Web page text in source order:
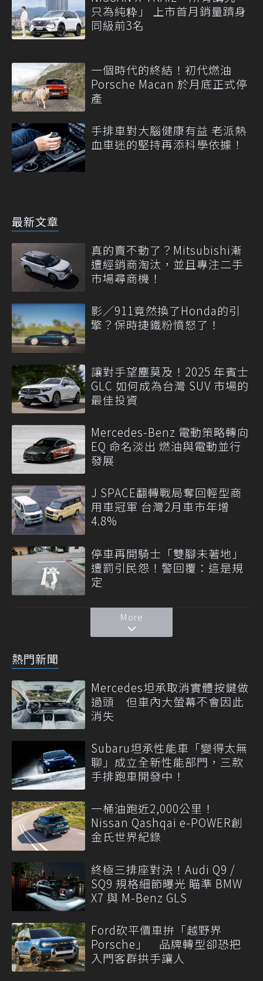
只為純粋」 上市首月銷量躋身
同級前3名
一個時代的終結！初代燃油
Porsche Macan 於月底正式停
產
手排車對大腦健康有益 老派熱
血車迷的堅持再添科學依據！
最新文章
真的賣不動了？Mitsubishi漸
遭經銷商淘汰，並且專注二手
市場尋商機！
影／911竟然換了Honda的引
擎？保時捷鐵粉憤怒了！
讓對手望塵莫及！2025 年賓士
GLC 如何成為台灣 SUV 市場的
最佳投資
Mercedes-Benz 電動策略轉向
EQ 命名淡出 燃油與電動並行
發展
J SPACE翻轉戰局奪回輕型商
用車冠軍 台灣2月車市年增
4.8%
停車再開騎士「雙腳未著地」
遭罰引民怨！警回覆：這是規
定
More
熱門新聞
Mercedes坦承取消實體按鍵做
過頭 但車內大螢幕不會因此
消失
Subaru坦承性能車「變得太無
聊」成立全新性能部門，三款
手排跑車開發中！
一桶油跑近2,000公里！
Nissan Qashqai e-POWER創
金氏世界紀錄
終極三排座對決！Audi Q9 /
SQ9 規格細節曝光 瞄準 BMW
X7 與 M-Benz GLS
Ford砍平價車拚「越野界
Porsche」 品牌轉型卻恐把
入門客群拱手讓人